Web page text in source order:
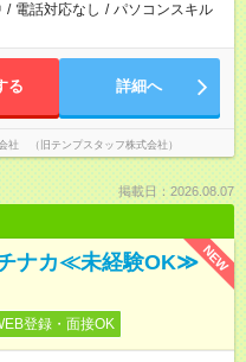
/ 電話対応なし / パソコンスキル
る 詳細へ
社 （旧テンプスタッフ株式会社）
掲載日：2026.08.07
NEW
ナカ≪未経験OK≫
登録・面接OK